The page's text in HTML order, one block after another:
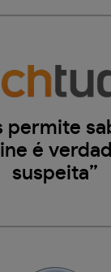
permite
é
suspeita”